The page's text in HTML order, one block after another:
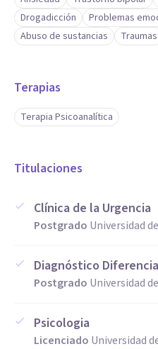
sensibilidad de un trabajo
estos síntomas dejan de
Atención de adolescentes y
migraciones, regreso al país
divorcios, duelos,
Drogadicción
Problemas
Abuso de sustancias
Traumas
Terapias
Terapia Psicoanalítica
Titulaciones
Clínica de la Urgencia
Postgrado Universidad
Diagnóstico
Postgrado Universidad
Psicologia
Licenciado Universidad